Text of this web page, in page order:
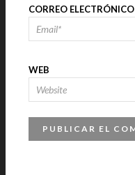
CORREO ELECTRÓNICO
WEB